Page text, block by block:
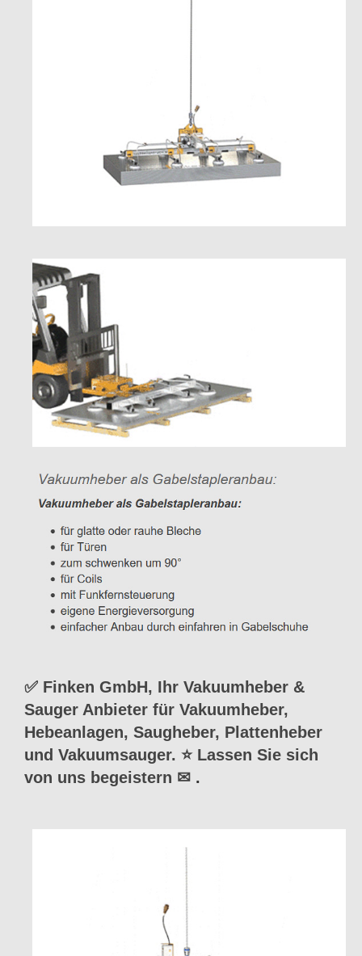
✅ Finken GmbH, Ihr Vakuumheber &
Sauger Anbieter für Vakuumheber,
Hebeanlagen, Saugheber, Plattenheber
und Vakuumsauger. ⭐ Lassen Sie sich
von uns begeistern ✉ .